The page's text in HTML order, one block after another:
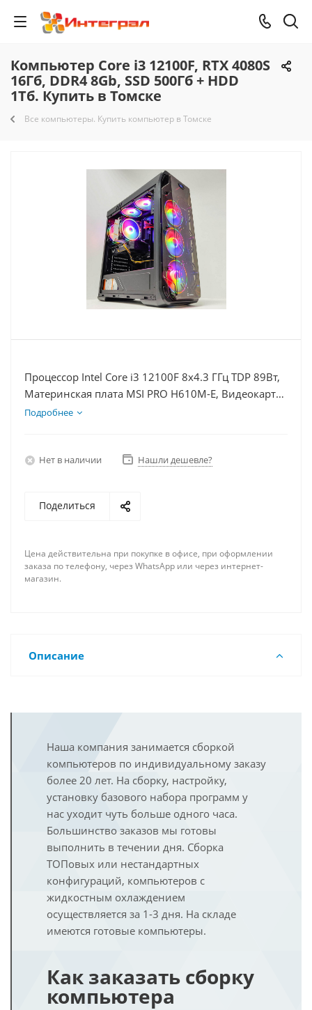
Компьютер Core i3 12100F, RTX 4080S
16Гб, DDR4 8Gb, SSD 500Гб + HDD
1Тб. Купить в Томске
Все компьютеры. Купить компьютер в Томске
Процессор Intel Core i3 12100F 8x4.3 ГГц TDP 89Вт,
Материнская плата MSI PRO H610M-E, Видеокарта
RTX 4080S 16Гб, Память DDR4 8Gb, Диски
Подробнее
Нет в наличии Нашли дешевле?
Поделиться
Цена действительна при покупке в офисе, при оформлении
заказа по телефону, через WhatsApp или через интернет-
магазин.
Описание
Наша компания занимается сборкой
компьютеров по индивидуальному заказу
более 20 лет. На сборку, настройку,
установку базового набора программ у
нас уходит чуть больше одного часа.
Большинство заказов мы готовы
выполнить в течении дня. Сборка
ТОПовых или нестандартных
конфигураций, компьютеров с
жидкостным охлаждением
осуществляется за 1-3 дня. На складе
имеются готовые компьютеры.
Как заказать сборку
компьютера